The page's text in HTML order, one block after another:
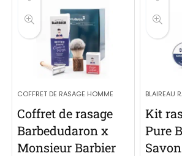
Savon à barbe - Savon de rasage
Shavette
Soins Visage
Toutes les catégories
COFFRET DE RASAGE HOMME
Coffret de rasage
Barbedudaron x
Monsieur Barbier
BLAIREAU
Kit
Pure